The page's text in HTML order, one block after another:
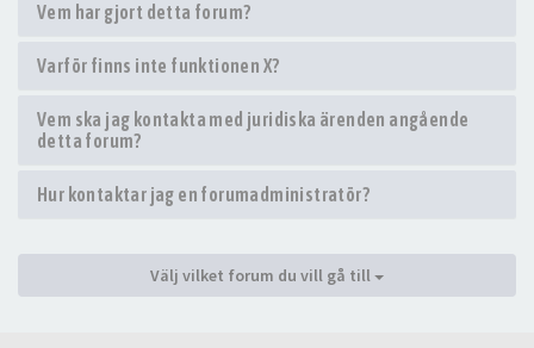
Vem har gjort detta forum?
Varför finns inte funktionen X?
Vem ska jag kontakta med juridiska ärenden angående
detta forum?
Hur kontaktar jag en forumadministratör?
Välj vilket forum du vill gå till